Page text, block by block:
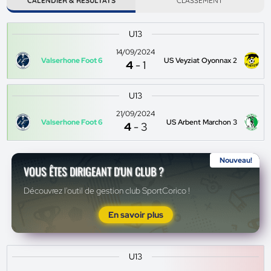
U13
Valserhone Foot 6
14/09/2024
4 -1 US Veyziat Oyonnax 2
U13
Valserhone Foot 6
21/09/2024
4 - 3 US Arbent Marchon 3
Nouveau!
VOUS ÊTES DIRIGEANT D'UN CLUB ?
Découvrez l'outil de gestion club SportCorico !
En savoir plus
U13